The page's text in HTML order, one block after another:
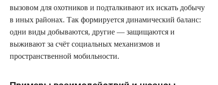
вызовом для охотников и подталкивают их искать добычу
в иных районах. Так формируется динамический баланс:
одни виды добываются, другие — защищаются и
выживают за счёт социальных механизмов и
пространственной мобильности.